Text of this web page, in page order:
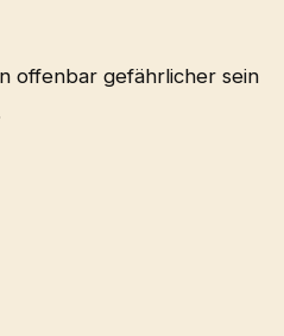
offenbar gefährlicher sein